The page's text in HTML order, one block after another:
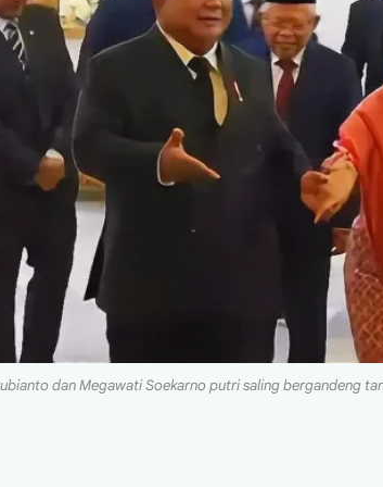
dan Megawati Soekarno putri saling bergandeng